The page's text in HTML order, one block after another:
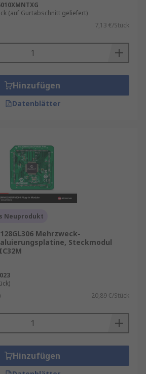
(auf Gurtabschnitt geliefert)
7,13 €/Stück
Hinzufügen
Datenblätter
Neuprodukt
Mehrzweck-
Steckmodul
20,89 €/Stück
Hinzufügen